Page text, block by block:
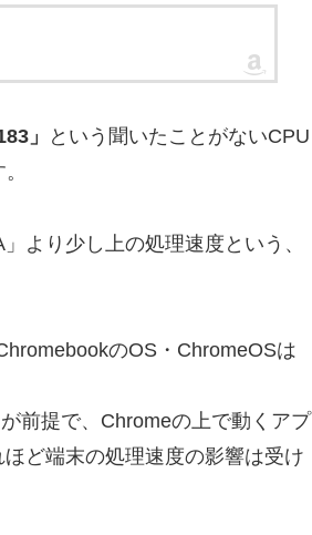
」
という聞いたことがないCPU
より少し上の処理速度という、
のOS・ChromeOSは
前提で、Chromeの上で動くアプ
ど端末の処理速度の影響は受け